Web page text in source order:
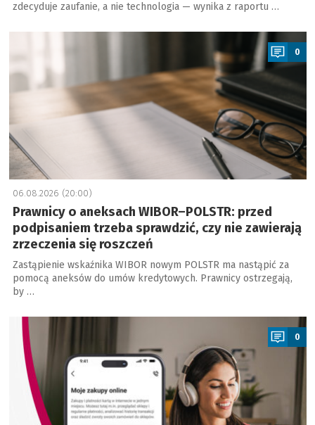
zdecyduje zaufanie, a nie technologia — wynika z raportu …
a
0
06.08.2026 (20:00)
Prawnicy o aneksach WIBOR–POLSTR: przed
podpisaniem trzeba sprawdzić, czy nie zawierają
zrzeczenia się roszczeń
Zastąpienie wskaźnika WIBOR nowym POLSTR ma nastąpić za
pomocą aneksów do umów kredytowych. Prawnicy ostrzegają,
by …
0